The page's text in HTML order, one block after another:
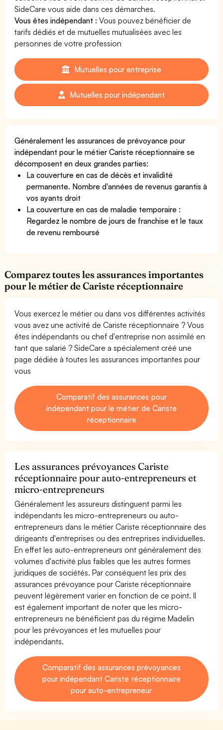
SideCare vous aide dans ces démarches.
Vous êtes indépendant : Vous pouvez bénéficier de
tarifs dédiés et de mutuelles mutualisées avec les
personnes de votre profession
Mutuelles pour entreprise
Mutuelles pour indépendant
Généralement les assurances de prévoyance pour
indépendant pour le métier Cariste réceptionnaire se
décomposent en deux grandes parties:
La couverture en cas de décès et invalidité
permanente. Nombre d'années de revenus garantis à
vos ayants droit
La couverture en cas de maladie temporaire :
Regardez le nombre de jours de franchise et le taux
de revenu remboursé
Comparez toutes les assurances importantes
pour le métier de Cariste réceptionnaire
Vous exercez le métier ou dans vos différentes activités
vous avez une activité de Cariste réceptionnaire ? Vous
êtes indépendants ou chef d'entreprise non assimilé en
tant que salarié ? SideCare a spécialement créé une
page dédiée à toutes les assurances importantes pour
vous
Comparatif des assurances pour
indépendant pour le métier de Cariste
réceptionnaire
Les assurances prévoyances Cariste
réceptionnaire pour auto-entrepreneurs et
micro-entrepreneurs
Généralement les assureurs distinguent parmi les
indépendants les micro-entrepreneurs ou auto-
entrepreneurs dans le métier Cariste réceptionnaire des
dirigeants d'entreprises ou des entreprises individuelles.
En effet les auto-entrepreneurs ont généralement des
volumes d'activité plus faibles que les autres formes
juridiques de sociétés. Par conséquent les prix des
assurances prévoyance pour Cariste réceptionnaire
peuvent légèrement varier en fonction de ce point. Il
est également important de noter que les micro-
entrepreneurs ne bénéficient pas du régime Madelin
pour les prévoyances et les mutuelles pour
indépendants.
Comparatif des assurances prévoyances
pour indépendant Cariste réceptionnaire
pour auto-entrepreneur